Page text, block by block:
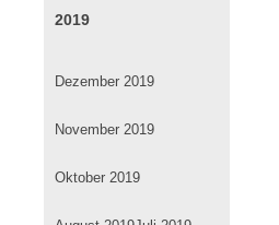
2019
Dezember 2019
November 2019
Oktober 2019